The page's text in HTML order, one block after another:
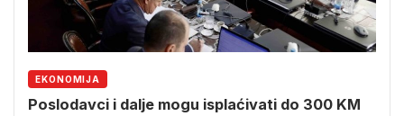
EKONOMIJA
Poslodavci i dalje mogu isplaćivati do 300 KM